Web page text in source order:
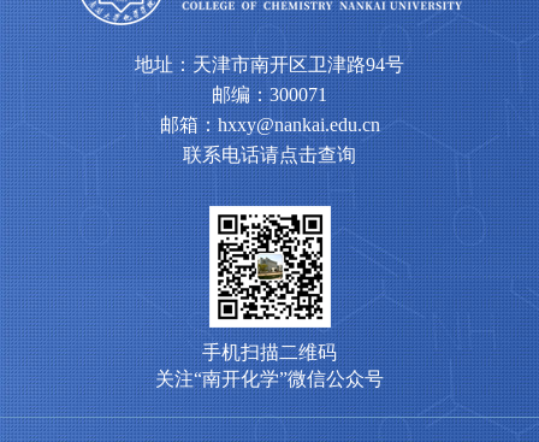
地址：天津市南开区卫津路94号
邮编：300071
邮箱：hxxy@nankai.edu.cn
联系电话请点击查询
手机扫描二维码
关注“南开化学”微信公众号